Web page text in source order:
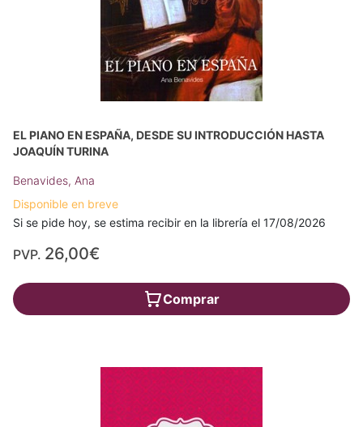
EL PIANO EN ESPAÑA, DESDE SU INTRODUCCIÓN HASTA
JOAQUÍN TURINA
Benavides, Ana
Disponible en breve
Si se pide hoy, se estima recibir en la librería el 17/08/2026
PVP. 26,00€
Comprar